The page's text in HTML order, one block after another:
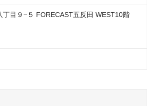
目９−５ FORECAST五反田 WEST10階